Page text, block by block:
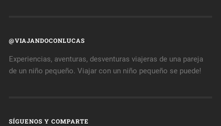
@VIAJANDOCONLUCAS
Experiencias, aventuras, desventuras viajeras de una pareja
de un niño pequeño. Viajar con un niño pequeño se puede!
SÍGUENOS Y COMPARTE